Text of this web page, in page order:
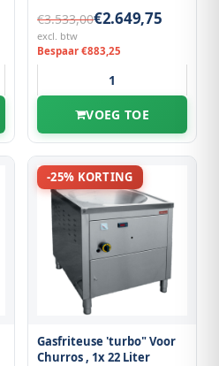
€3.533,00€2.649,75
excl. btw
Bespaar €883,25
VOEG TOE
-25% KORTING
Gasfriteuse 'turbo" Voor
Churros , 1x 22 Liter